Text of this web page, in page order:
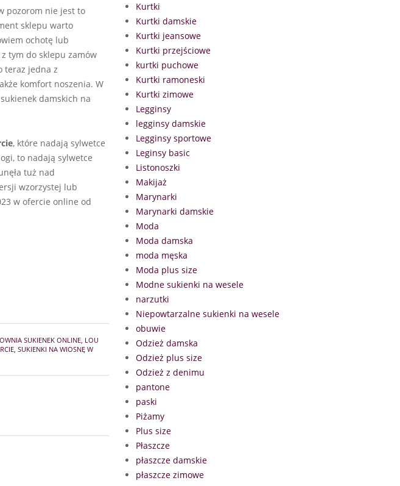
pozorom nie jest to
sklepu warto
ochotę lub
tym do sklepu zamów
teraz jedna z
komfort noszenia. W
damskich na
, które nadają sylwetce
to nadają sylwetce
tuż nad
wzorzystej lub
w ofercie online od
SUKIENEK ONLINE, LOU
, SUKIENKI NA WIOSNĘ W
Kurtki
Kurtki damskie
Kurtki jeansowe
Kurtki przejściowe
kurtki puchowe
Kurtki ramoneski
Kurtki zimowe
Legginsy
legginsy damskie
Legginsy sportowe
Leginsy basic
Listonoszki
Makijaż
Marynarki
Marynarki damskie
Moda
Moda damska
moda męska
Moda plus size
Modne sukienki na wesele
narzutki
Niepowtarzalne sukienki na wesele
obuwie
Odzież damska
Odzież plus size
Odzież z denimu
pantone
paski
Piżamy
Plus size
Płaszcze
płaszcze damskie
płaszcze zimowe